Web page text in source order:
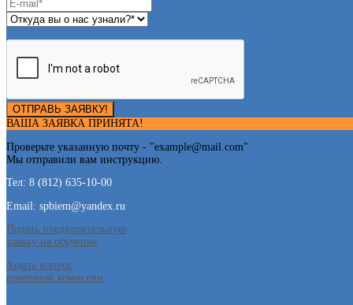
ОТПРАВЬ ЗАЯВКУ!
ВАША ЗАЯВКА ПРИНЯТА!
Проверьте указанную почту - "example@mail.com"
Мы отправили вам инструкцию.
Тел: 8 (812) 635-10-00
Email: spbiem@yandex.ru
Подать предварительную
заявку на обучение
Задать вопрос
приемной комиссии